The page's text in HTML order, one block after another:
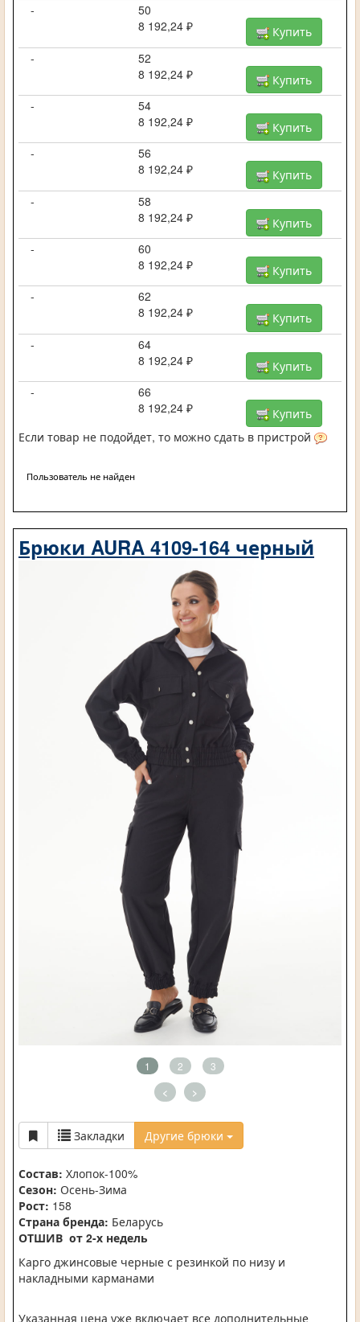
-
50
8 192,24 ₽
Купить
-
52
8 192,24 ₽
Купить
-
54
8 192,24 ₽
Купить
-
56
8 192,24 ₽
Купить
-
58
8 192,24 ₽
Купить
-
60
8 192,24 ₽
Купить
-
62
8 192,24 ₽
Купить
-
64
8 192,24 ₽
Купить
-
66
8 192,24 ₽
Купить
Если товар не подойдет, то можно сдать в пристрой
Пользователь не найден
Брюки AURA 4109-164 черный
1 2 3
< >
Закладки Другие брюки
Состав: Хлопок-100%
Сезон: Осень-Зима
Рост: 158
Страна бренда: Беларусь
ОТШИВ от 2-х недель
Карго джинсовые черные с резинкой по низу и
накладными карманами
Указанная цена уже включает все дополнительные